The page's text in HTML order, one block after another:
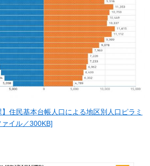
住民基本台帳人口による地区別人口ピラミ
イル／300KB]